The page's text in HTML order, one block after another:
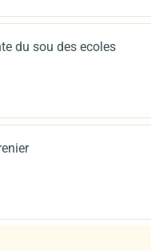
du sou des ecoles